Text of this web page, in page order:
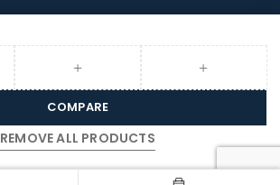
COMPARE
REMOVE ALL PRODUCTS